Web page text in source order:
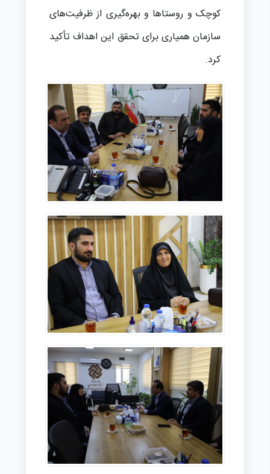
کوچک و روستاها و بهره‌گیری از ظرفیت‌های
سازمان همیاری برای تحقق این اهداف تأکید
کرد.